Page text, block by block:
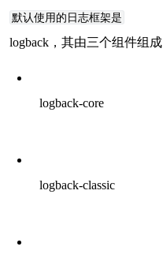
默认使用的日志框架是
logback，其由三个组件组成
logback-core
logback-classic